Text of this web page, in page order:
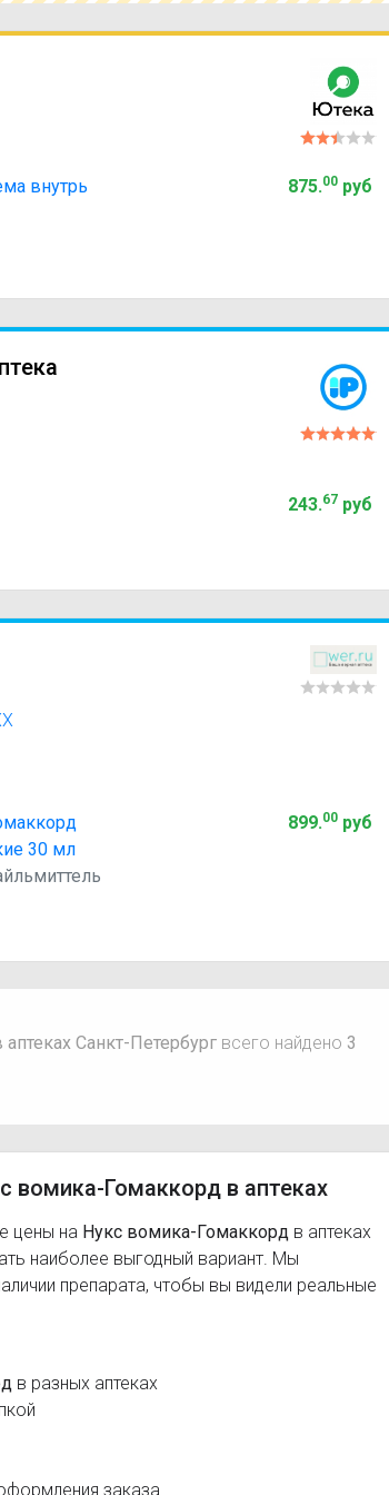
внутрь
875.00руб
243.67руб
30 мл
899.00руб
Санкт-Петербург всего найдено 3
вомика-Гомаккорд в аптеках
цены на Нукс вомика-Гомаккорд в аптеках
наиболее выгодный вариант. Мы
препарата, чтобы вы видели реальные
в разных аптеках
заказа